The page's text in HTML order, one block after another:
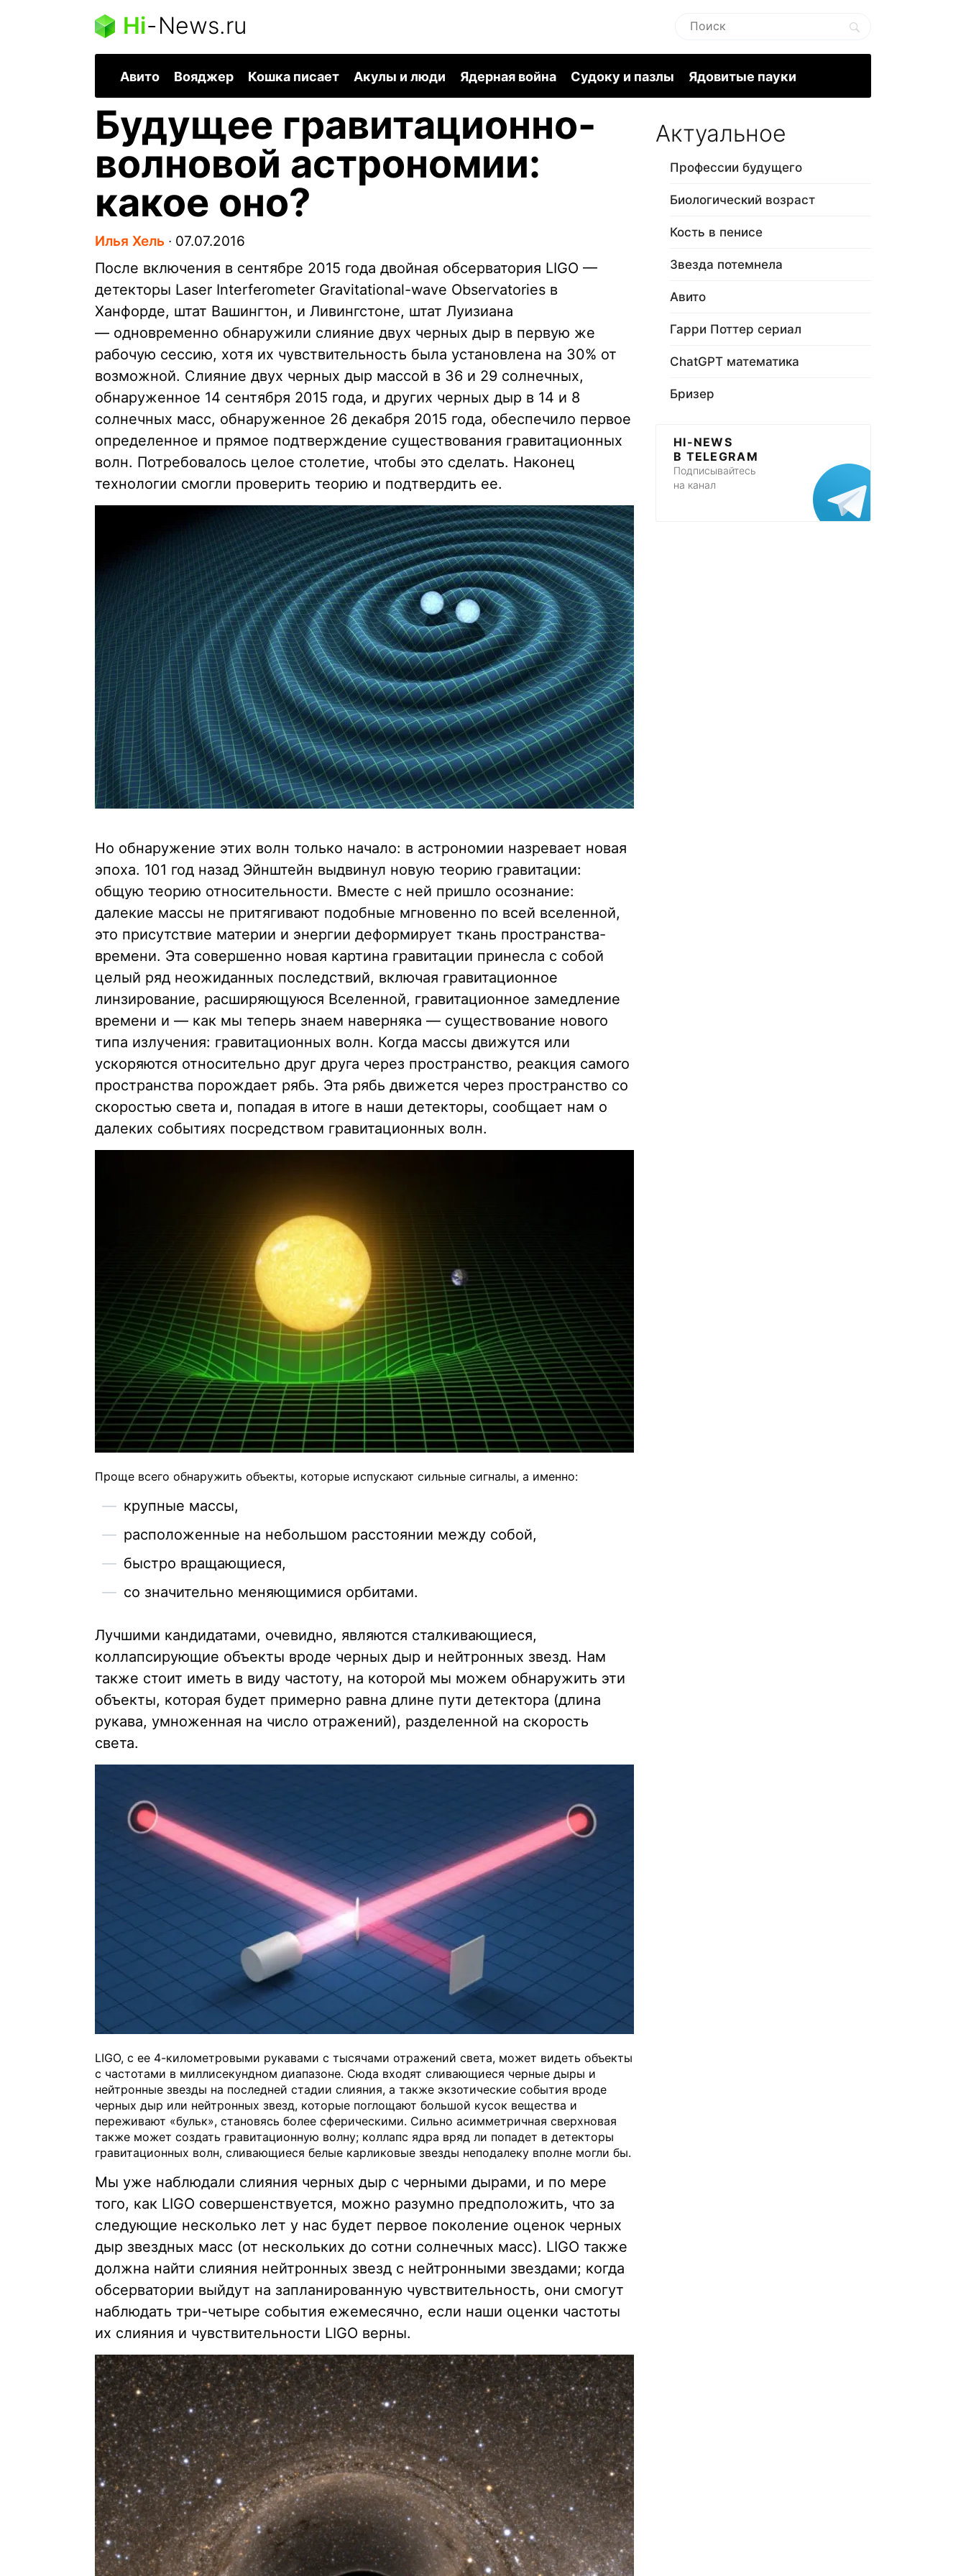
Hi-News.ru
Авито Вояджер Кошка писает Акулы и люди Ядерная война Судоку и пазлы Ядовитые пауки
Будущее гравитационно-
волновой астрономии:
какое оно?
Илья Хель ∙ 07.07.2016
После включения в сентябре 2015 года двойная обсерватория LIGO —
детекторы Laser Interferometer Gravitational-wave Observatories в
Ханфорде, штат Вашингтон, и Ливингстоне, штат Луизиана
— одновременно обнаружили слияние двух черных дыр в первую же
рабочую сессию, хотя их чувствительность была установлена на 30% от
возможной. Слияние двух черных дыр массой в 36 и 29 солнечных,
обнаруженное 14 сентября 2015 года, и других черных дыр в 14 и 8
солнечных масс, обнаруженное 26 декабря 2015 года, обеспечило первое
определенное и прямое подтверждение существования гравитационных
волн. Потребовалось целое столетие, чтобы это сделать. Наконец
технологии смогли проверить теорию и подтвердить ее.
Но обнаружение этих волн только начало: в астрономии назревает новая
эпоха. 101 год назад Эйнштейн выдвинул новую теорию гравитации:
общую теорию относительности. Вместе с ней пришло осознание:
далекие массы не притягивают подобные мгновенно по всей вселенной,
это присутствие материи и энергии деформирует ткань пространства-
времени. Эта совершенно новая картина гравитации принесла с собой
целый ряд неожиданных последствий, включая гравитационное
линзирование, расширяющуюся Вселенной, гравитационное замедление
времени и — как мы теперь знаем наверняка — существование нового
типа излучения: гравитационных волн. Когда массы движутся или
ускоряются относительно друг друга через пространство, реакция самого
пространства порождает рябь. Эта рябь движется через пространство со
скоростью света и, попадая в итоге в наши детекторы, сообщает нам о
далеких событиях посредством гравитационных волн.
Проще всего обнаружить объекты, которые испускают сильные сигналы, а именно:
крупные массы,
расположенные на небольшом расстоянии между собой,
быстро вращающиеся,
со значительно меняющимися орбитами.
Лучшими кандидатами, очевидно, являются сталкивающиеся,
коллапсирующие объекты вроде черных дыр и нейтронных звезд. Нам
также стоит иметь в виду частоту, на которой мы можем обнаружить эти
объекты, которая будет примерно равна длине пути детектора (длина
рукава, умноженная на число отражений), разделенной на скорость
света.
LIGO, с ее 4-километровыми рукавами с тысячами отражений света, может видеть объекты
с частотами в миллисекундном диапазоне. Сюда входят сливающиеся черные дыры и
нейтронные звезды на последней стадии слияния, а также экзотические события вроде
черных дыр или нейтронных звезд, которые поглощают большой кусок вещества и
переживают «бульк», становясь более сферическими. Сильно асимметричная сверхновая
также может создать гравитационную волну; коллапс ядра вряд ли попадет в детекторы
гравитационных волн, сливающиеся белые карликовые звезды неподалеку вполне могли бы.
Мы уже наблюдали слияния черных дыр с черными дырами, и по мере
того, как LIGO совершенствуется, можно разумно предположить, что за
следующие несколько лет у нас будет первое поколение оценок черных
дыр звездных масс (от нескольких до сотни солнечных масс). LIGO также
должна найти слияния нейтронных звезд с нейтронными звездами; когда
обсерватории выйдут на запланированную чувствительность, они смогут
наблюдать три-четыре события ежемесячно, если наши оценки частоты
их слияния и чувствительности LIGO верны.
Актуальное
Профессии будущего
Биологический возраст
Кость в пенисе
Звезда потемнела
Авито
Гарри Поттер сериал
ChatGPT математика
Бризер
HI-NEWS
В TELEGRAM
Подписывайтесь
на канал